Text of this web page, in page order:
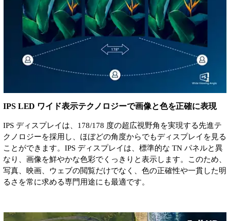
IPS LED ワイド表示テクノロジーで画像と色を正確に表現
IPS ディスプレイは、178/178 度の超広視野角を実現する先進テ
クノロジーを採用し、ほぼどの角度からでもディスプレイを見る
ことができます。IPS ディスプレイは、標準的な TN パネルと異
なり、画像を鮮やかな色彩でくっきりと表示します。このため、
写真、映画、ウェブの閲覧だけでなく、色の正確性や一貫した明
るさを常に求める専門用途にも最適です。